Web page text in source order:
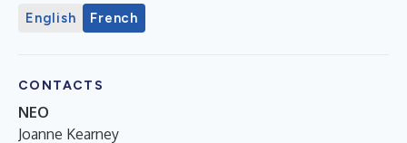
English French
CONTACTS
NEO
Joanne Kearney